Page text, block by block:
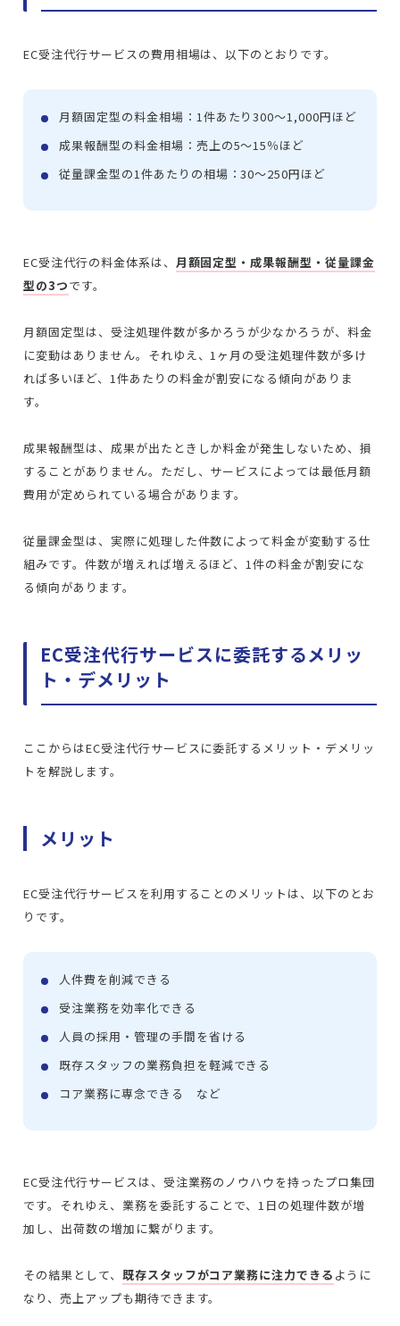
EC受注代行サービスの費用相場は、以下のとおりです。
月額固定型の料金相場：1件あたり300〜1,000円ほど
成果報酬型の料金相場：売上の5～15％ほど
従量課金型の1件あたりの相場：30～250円ほど
EC受注代行の料金体系は、 月額固定型・成果報酬型・従量課金
型の3つです。
月額固定型は、受注処理件数が多かろうが少なかろうが、料金
に変動はありません。それゆえ、1ヶ月の受注処理件数が多け
れば多いほど、1件あたりの料金が割安になる傾向がありま
す。
成果報酬型は、成果が出たときしか料金が発生しないため、損
することがありません。ただし、サービスによっては最低月額
費用が定められている場合があります。
従量課金型は、実際に処理した件数によって料金が変動する仕
組みです。件数が増えれば増えるほど、1件の料金が割安にな
る傾向があります。
EC受注代行サービスに委託するメリッ
ト・デメリット
ここからはEC受注代行サービスに委託するメリット・デメリッ
トを解説します。
メリット
EC受注代行サービスを利用することのメリットは、以下のとお
りです。
人件費を削減できる
受注業務を効率化できる
人員の採用・管理の手間を省ける
既存スタッフの業務負担を軽減できる
コア業務に専念できる など
EC受注代行サービスは、受注業務のノウハウを持ったプロ集団
です。それゆえ、業務を委託することで、1日の処理件数が増
加し、出荷数の増加に繋がります。
その結果として、 既存スタッフがコア業務に注力できる ように
なり、売上アップも期待できます。